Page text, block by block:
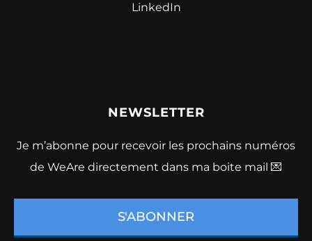
LinkedIn
NEWSLETTER
Je m’abonne pour recevoir les prochains numéros
de WeAre directement dans ma boite mail 💌
S'ABONNER